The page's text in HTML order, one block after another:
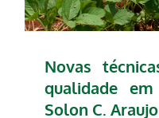
Novas
qualidade
Solon C. Araujo